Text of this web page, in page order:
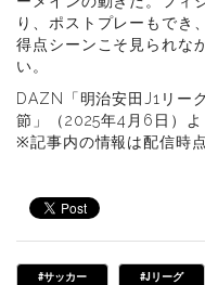
り、ポストプレーもでき
得点シーンこそ見られな
い。
DAZN「明治安田J1リー
節」（2025年4月6日）よ
※記事内の情報は配信時
#サッカー #Jリーグ